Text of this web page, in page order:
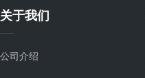
关于我们
公司介绍